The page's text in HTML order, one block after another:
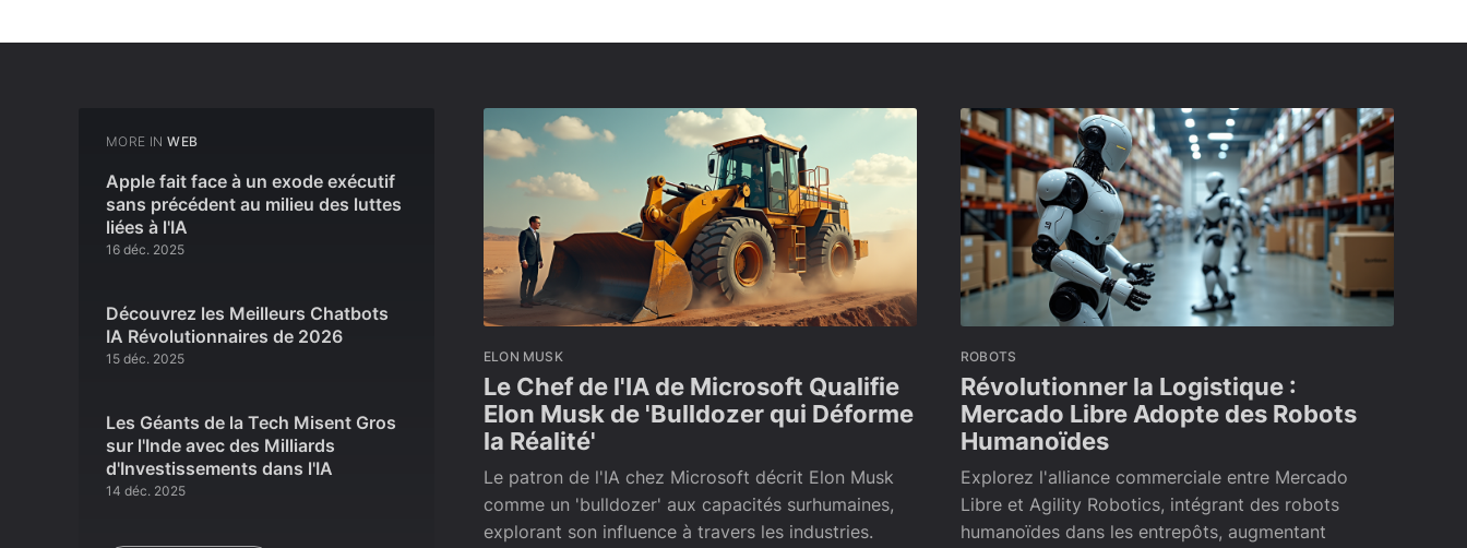
MORE IN WEB
Apple fait face à un exode exécutif
sans précédent au milieu des luttes
liées à l'IA
16 déc. 2025
Découvrez les Meilleurs Chatbots
IA Révolutionnaires de 2026
15 déc. 2025
Les Géants de la Tech Misent Gros
sur l'Inde avec des Milliards
d'Investissements dans l'IA
14 déc. 2025
ELON MUSK
Le Chef de l'IA de Microsoft Qualifie
Elon Musk de 'Bulldozer qui Déforme
la Réalité'
Le patron de l'IA chez Microsoft décrit Elon Musk
comme un 'bulldozer' aux capacités surhumaines,
explorant son influence à travers les industries.
ROBOTS
Révolutionner la Logistique :
Mercado Libre Adopte des Robots
Humanoïdes
Explorez l'alliance commerciale entre Mercado
Libre et Agility Robotics, intégrant des robots
humanoïdes dans les entrepôts, augmentant